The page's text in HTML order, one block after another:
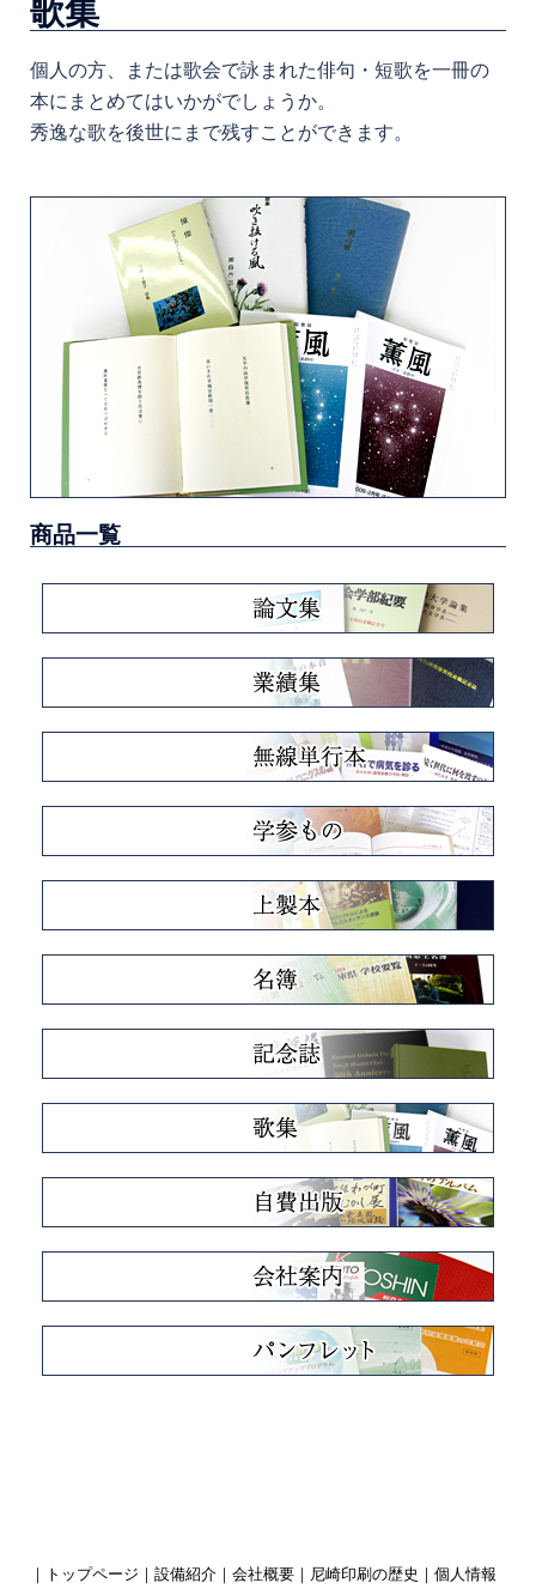
歌集
個人の方、または歌会で詠まれた俳句・短歌を一冊の
本にまとめてはいかがでしょうか。
秀逸な歌を後世にまで残すことができます。
商品一覧
｜ トップページ ｜ 設備紹介 ｜ 会社概要 ｜ 尼崎印刷の歴史 ｜ 個人情報